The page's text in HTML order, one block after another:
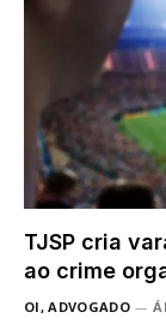
TJSP cria
ao crime
OI, ADVOGADO